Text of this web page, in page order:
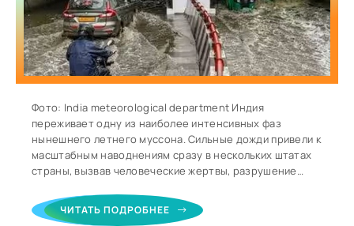
Фото: India meteorological department Индия
переживает одну из наиболее интенсивных фаз
нынешнего летнего муссона. Сильные дожди привели к
масштабным наводнениям сразу в нескольких штатах
страны, вызвав человеческие жертвы, разрушение
транспортные перебои. Индийский метеорологический
департамент (IMD) объявил красный уровень погодной
ЧИТАТЬ ПОДРОБНЕЕ